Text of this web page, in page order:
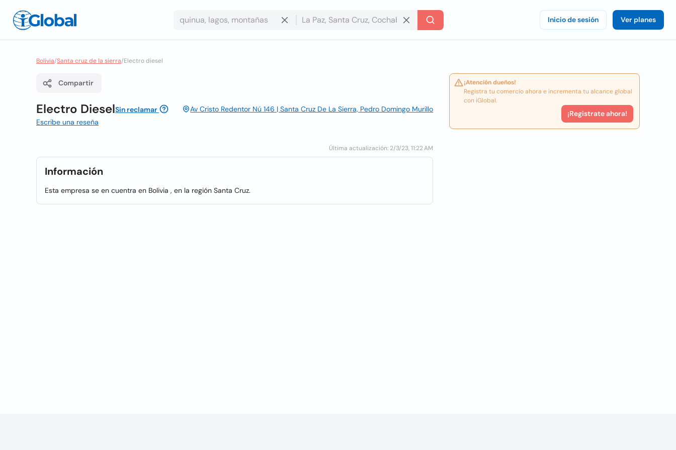
Inicio de sesión Ver planes
Bolivia/Santa cruz de la sierra/Electro diesel
Compartir
Electro DieselSin reclamar
Av Cristo Redentor Nú 146 | Santa Cruz De La Sierra, Pedro Domingo Murillo
Escribe una reseña
Última actualización: 2/3/23, 11:22 AM
Información
Esta empresa se en cuentra en Bolivia , en la región Santa Cruz.
¡Atención dueños!
Registra tu comercio ahora e incrementa tu alcance global
con iGlobal.
¡Registrate ahora!